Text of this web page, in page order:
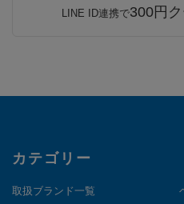
LINE ID連携で300円
カテゴリー
取扱ブランド一覧